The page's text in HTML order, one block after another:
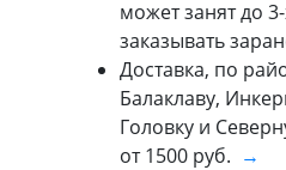
может занят до
заказывать
Доставка, по
Балаклаву,
Головку и
от 1500 руб. →